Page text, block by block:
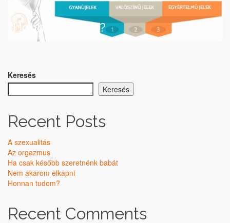
Honnan tudom?
Keresés
Keresés
Recent Posts
A szexualitás
Az orgazmus
Ha csak később szeretnénk babát
Nem akarom elkapni
Honnan tudom?
Recent Comments